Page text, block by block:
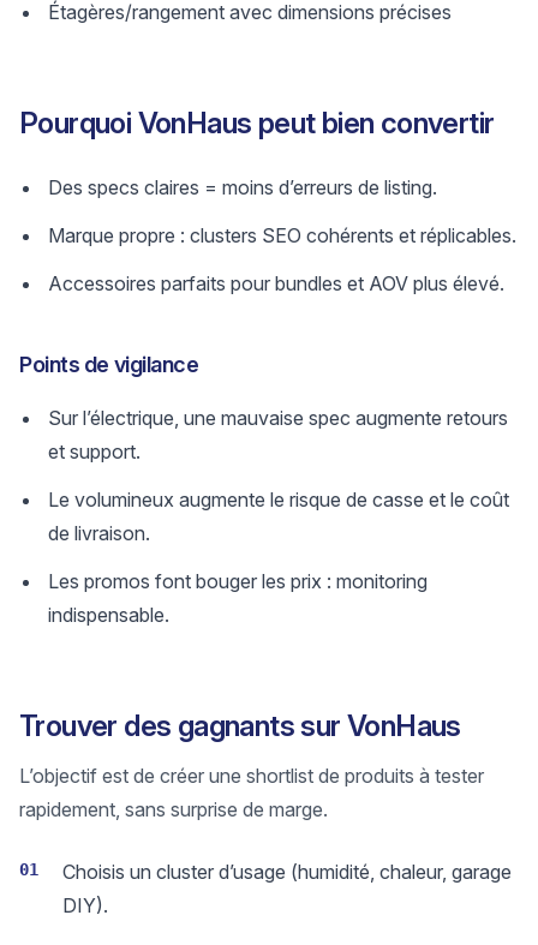
Étagères/rangement avec dimensions précises
Pourquoi VonHaus peut bien convertir
Des specs claires = moins d’erreurs de listing.
Marque propre : clusters SEO cohérents et réplicables.
Accessoires parfaits pour bundles et AOV plus élevé.
Points de vigilance
Sur l’électrique, une mauvaise spec augmente retours
et support.
Le volumineux augmente le risque de casse et le coût
de livraison.
Les promos font bouger les prix : monitoring
indispensable.
Trouver des gagnants sur VonHaus
L’objectif est de créer une shortlist de produits à tester
rapidement, sans surprise de marge.
01
Choisis un cluster d’usage (humidité, chaleur, garage
DIY).